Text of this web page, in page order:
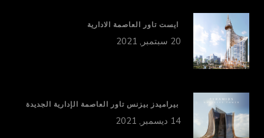
ايست تاور العاصمة الادارية
20 سبتمبر, 2021
بيراميدز بيزنس تاور العاصمة الإدارية الجديدة
14 ديسمبر, 2021